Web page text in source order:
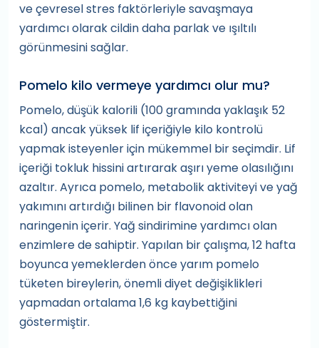
ve çevresel stres faktörleriyle savaşmaya
yardımcı olarak cildin daha parlak ve ışıltılı
görünmesini sağlar.
Pomelo kilo vermeye yardımcı olur mu?
Pomelo, düşük kalorili (100 gramında yaklaşık 52
kcal) ancak yüksek lif içeriğiyle kilo kontrolü
yapmak isteyenler için mükemmel bir seçimdir. Lif
içeriği tokluk hissini artırarak aşırı yeme olasılığını
azaltır. Ayrıca pomelo, metabolik aktiviteyi ve yağ
yakımını artırdığı bilinen bir flavonoid olan
naringenin içerir. Yağ sindirimine yardımcı olan
enzimlere de sahiptir. Yapılan bir çalışma, 12 hafta
boyunca yemeklerden önce yarım pomelo
tüketen bireylerin, önemli diyet değişiklikleri
yapmadan ortalama 1,6 kg kaybettiğini
göstermiştir.